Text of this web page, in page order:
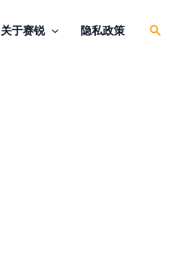
关于赛锐 隐私政策
搜